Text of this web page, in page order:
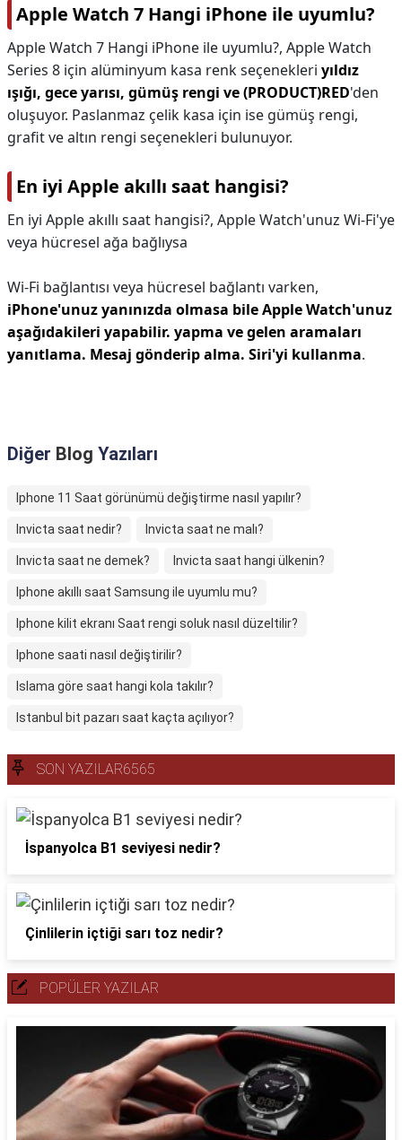
Apple Watch 7 Hangi iPhone ile uyumlu?
Apple Watch 7 Hangi iPhone ile uyumlu?, Apple Watch
Series 8 için alüminyum kasa renk seçenekleri yıldız
ışığı, gece yarısı, gümüş rengi ve (PRODUCT)RED'den
oluşuyor. Paslanmaz çelik kasa için ise gümüş rengi,
grafit ve altın rengi seçenekleri bulunuyor.
En iyi Apple akıllı saat hangisi?
En iyi Apple akıllı saat hangisi?, Apple Watch'unuz Wi-Fi'ye
veya hücresel ağa bağlıysa
Wi-Fi bağlantısı veya hücresel bağlantı varken,
iPhone'unuz yanınızda olmasa bile Apple Watch'unuz
aşağıdakileri yapabilir. yapma ve gelen aramaları
yanıtlama. Mesaj gönderip alma. Siri'yi kullanma.
Diğer Blog Yazıları
Iphone 11 Saat görünümü değiştirme nasıl yapılır?
Invicta saat nedir? Invicta saat ne malı?
Invicta saat ne demek? Invicta saat hangi ülkenin?
Iphone akıllı saat Samsung ile uyumlu mu?
Iphone kilit ekranı Saat rengi soluk nasıl düzeltilir?
Iphone saati nasıl değiştirilir?
Islama göre saat hangi kola takılır?
Istanbul bit pazarı saat kaçta açılıyor?
SON YAZILAR6565
İspanyolca B1 seviyesi nedir?
Çinlilerin içtiği sarı toz nedir?
POPÜLER YAZILAR